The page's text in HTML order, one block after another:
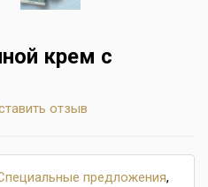
крем с
отзыв
предложения,